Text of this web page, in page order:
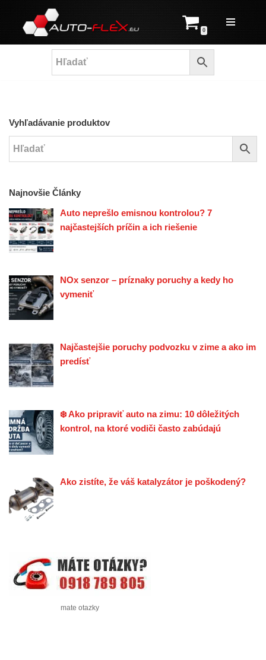
Prejsť
na
0
Vyhľadávanie produktov
Najnovšie Články
Auto neprešlo emisnou kontrolou? 7
najčastejších príčin a ich riešenie
NOx senzor – príznaky poruchy a kedy ho
vymeniť
Najčastejšie poruchy podvozku v zime a ako im
predísť
❄️ Ako pripraviť auto na zimu: 10 dôležitých
kontrol, na ktoré vodiči často zabúdajú
Ako zistíte, že váš katalyzátor je poškodený?
mate otazky